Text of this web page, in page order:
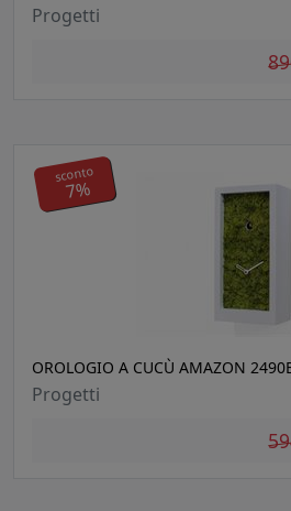
Progetti
OROLOGIO A CUCÙ AMAZON
Progetti
sconto
7%